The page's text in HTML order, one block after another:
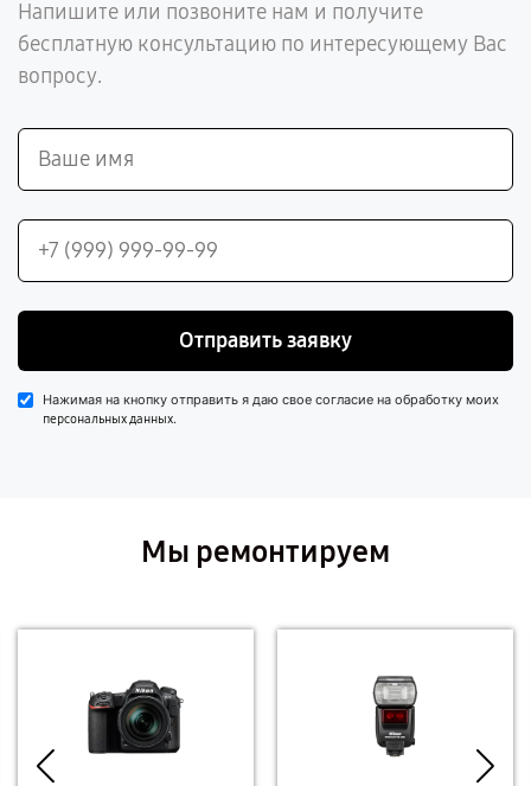
Напишите или позвоните нам и получите
бесплатную консультацию по интересующему Вас
вопросу.
Отправить заявку
Нажимая на кнопку отправить я даю свое согласие на обработку моих
персональных данных.
Мы ремонтируем